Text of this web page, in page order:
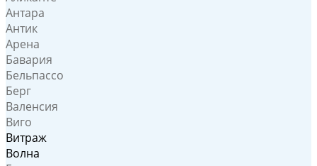
Антара
Антик
Арена
Бавария
Бельпассо
Берг
Валенсия
Виго
Витраж
Волна